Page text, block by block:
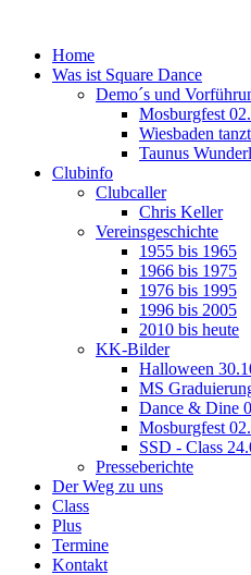
Home
Was ist Square Dance
Demo´s und
Mosburgfest
Wiesbaden
Taunus
Clubinfo
Clubcaller
Chris Keller
Vereinsgeschichte
1955 bis 1965
1966 bis 1975
1976 bis 1995
1996 bis 2005
2010 bis heute
KK-Bilder
Halloween
MS
Dance & Dine
Mosburgfest
SSD - Class
Presseberichte
Der Weg zu uns
Class
Plus
Termine
Kontakt